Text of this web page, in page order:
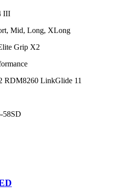
III
Mid, Long, XLong
Grip X2
RDM8260 LinkGlide 11
58SD